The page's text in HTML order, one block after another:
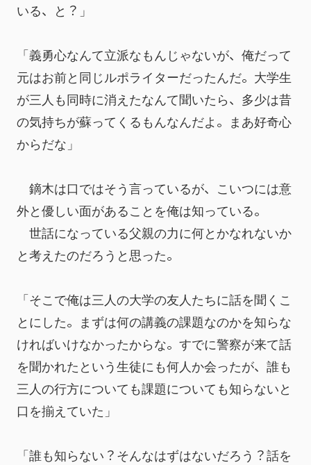
いる、と？」
「義勇心なんて立派なもんじゃないが、俺だって
元はお前と同じルポライターだったんだ。大学生
が三人も同時に消えたなんて聞いたら、多少は昔
の気持ちが蘇ってくるもんなんだよ。まあ好奇心
からだな」
鏑木は口ではそう言っているが、こいつには意
外と優しい面があることを俺は知っている。
世話になっている父親の力に何とかなれないか
と考えたのだろうと思った。
「そこで俺は三人の大学の友人たちに話を聞くこ
とにした。まずは何の講義の課題なのかを知らな
ければいけなかったからな。すでに警察が来て話
を聞かれたという生徒にも何人か会ったが、誰も
三人の行方についても課題についても知らないと
口を揃えていた」
「誰も知らない？そんなはずはないだろう？話を